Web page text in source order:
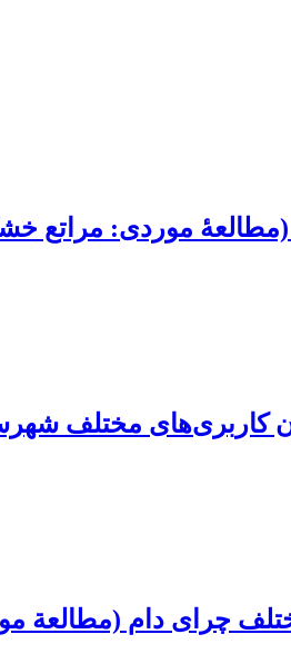
موردی: مراتع
مختلف
چرای دام (مطالعة